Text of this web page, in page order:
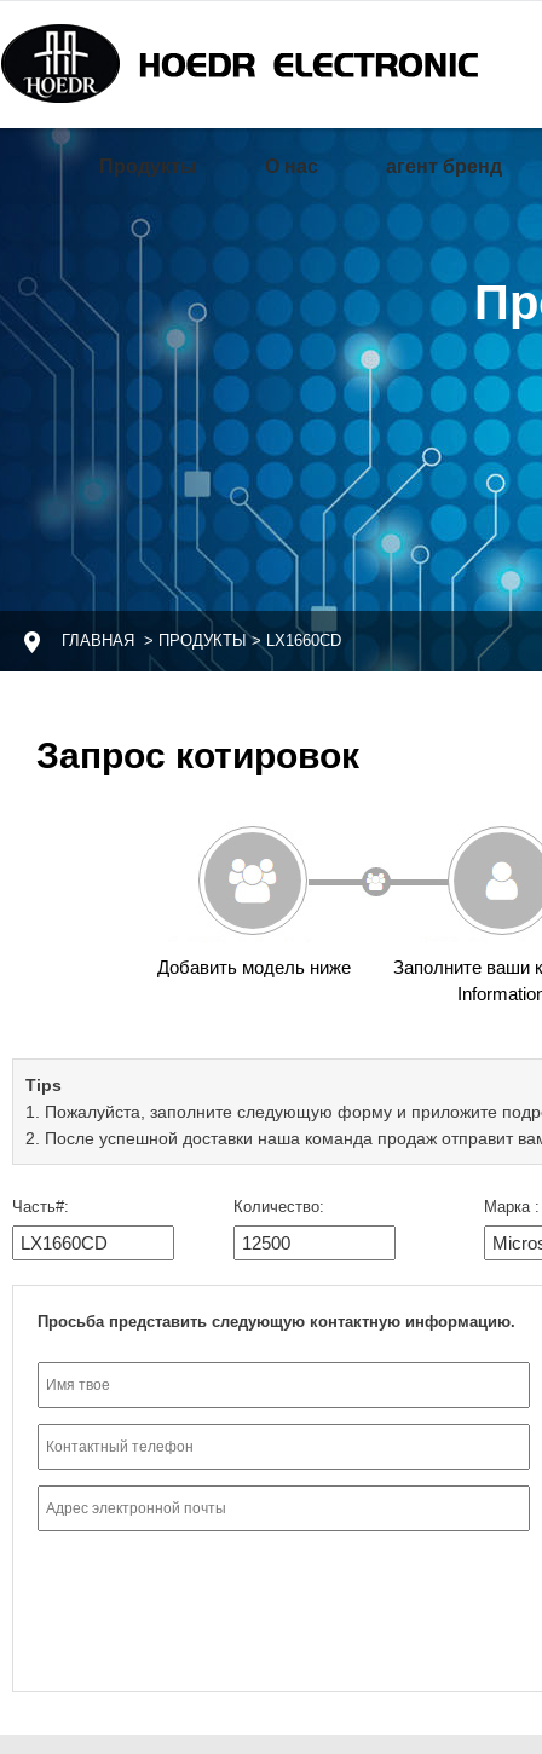
Продукты О нас агент бренд
ГЛАВНАЯ > ПРОДУКТЫ > LX1660CD
Запрос котировок
Добавить модель ниже
Заполните ваши
Tips
1. Пожалуйста, заполните следующую форму и приложите
2. После успешной доставки наша команда продаж отправит
Часть#: Количество: Марка :
Просьба представить следующую контактную информацию.